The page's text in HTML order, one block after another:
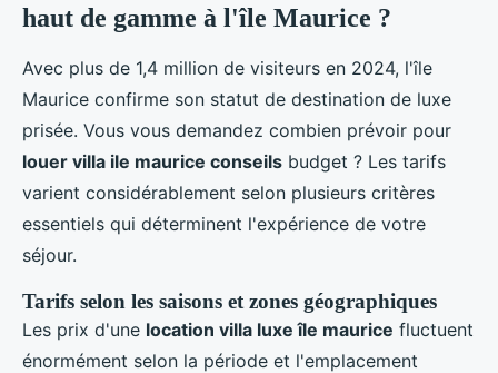
haut de gamme à l'île Maurice ?
Avec plus de 1,4 million de visiteurs en 2024, l'île
Maurice confirme son statut de destination de luxe
prisée. Vous vous demandez combien prévoir pour
louer villa ile maurice conseils budget ? Les tarifs
varient considérablement selon plusieurs critères
essentiels qui déterminent l'expérience de votre
séjour.
Tarifs selon les saisons et zones géographiques
Les prix d'une location villa luxe île maurice fluctuent
énormément selon la période et l'emplacement